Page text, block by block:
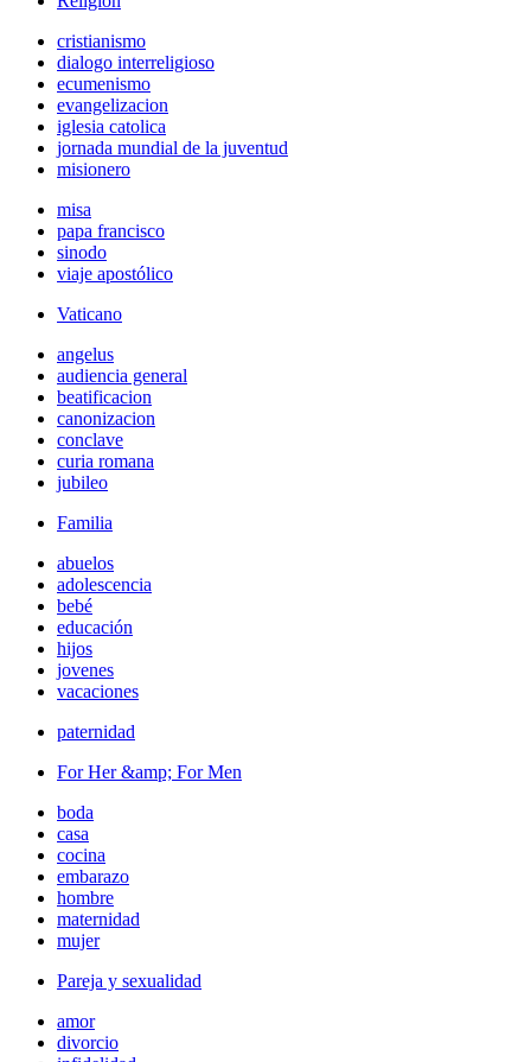
cristianismo
dialogo interreligioso
ecumenismo
evangelizacion
iglesia catolica
jornada mundial de la juventud
misionero
misa
papa francisco
sinodo
viaje apostólico
Vaticano
angelus
audiencia general
beatificacion
canonizacion
conclave
curia romana
jubileo
Familia
abuelos
adolescencia
bebé
educación
hijos
jovenes
vacaciones
paternidad
For Her &amp; For Men
boda
casa
cocina
embarazo
hombre
maternidad
mujer
Pareja y sexualidad
amor
divorcio